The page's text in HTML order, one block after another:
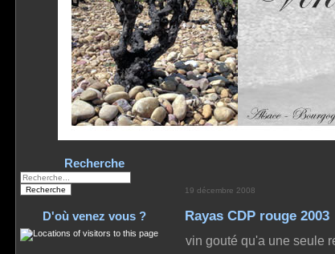
Recherche
D'où venez vous ?
19 décembre 2008
Rayas CDP rouge 2003
vin gouté qu'a une seule